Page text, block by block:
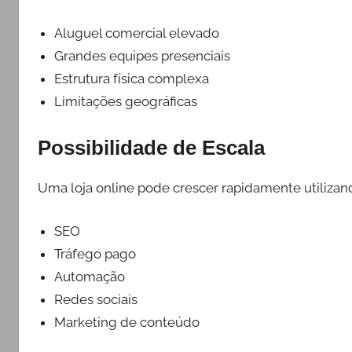
Aluguel comercial elevado
Grandes equipes presenciais
Estrutura física complexa
Limitações geográficas
Possibilidade de Escala
Uma loja online pode crescer rapidamente
SEO
Tráfego pago
Automação
Redes sociais
Marketing de conteúdo